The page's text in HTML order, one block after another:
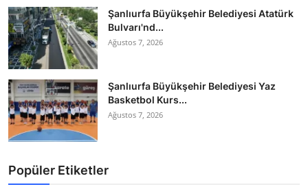
Şanlıurfa Büyükşehir Belediyesi Atatürk
Bulvarı'nd...
Ağustos 7, 2026
Şanlıurfa Büyükşehir Belediyesi Yaz
Basketbol Kurs...
Ağustos 7, 2026
Popüler Etiketler